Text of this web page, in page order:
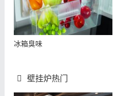
冰箱臭味
壁挂炉热门